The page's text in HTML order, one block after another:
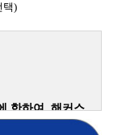
택)
한하여 해커스
룹의 새로운 서